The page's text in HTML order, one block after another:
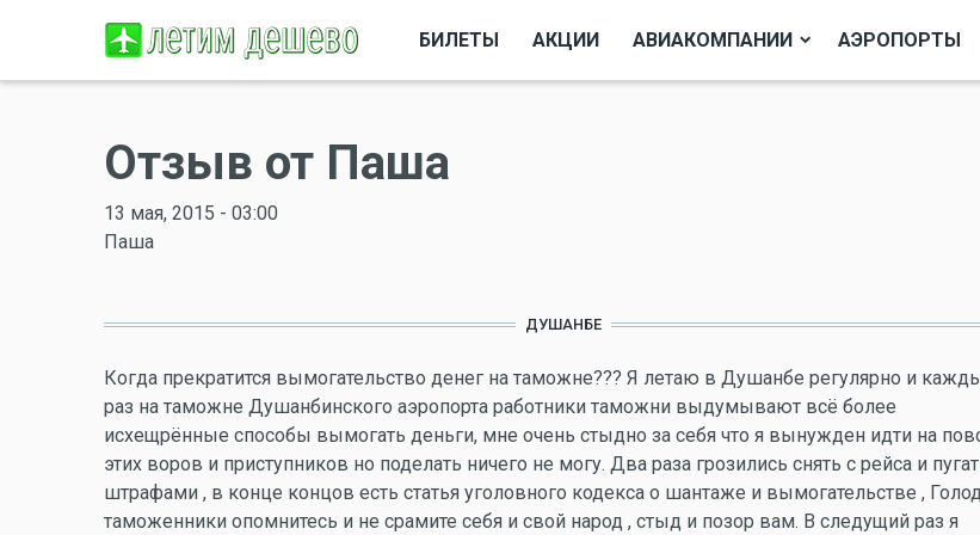
БИЛЕТЫ АКЦИИ АВИАКОМПАНИИ АЭРОПОРТЫ
Отзыв от Паша
13 мая, 2015 - 03:00
Паша
ДУШАНБЕ
Когда прекратится вымогательство денег на таможне??? Я летаю в Душанбе регулярно и
раз на таможне Душанбинского аэропорта работники таможни выдумывают всё более
исхещрённые способы вымогать деньги, мне очень стыдно за себя что я вынужден идти на
этих воров и приступников но поделать ничего не могу. Два раза грозились снять с рейса и
штрафами , в конце концов есть статья уголовного кодекса о шантаже и вымогательстве ,
таможенники опомнитесь и не срамите себя и свой народ , стыд и позор вам. В следущий раз я